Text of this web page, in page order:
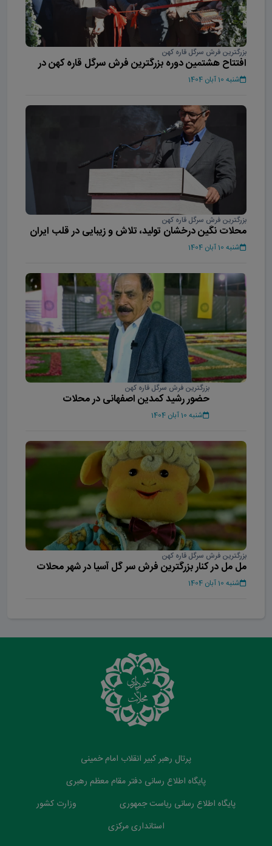
بزرگترین فرش سرگل قاره کهن
افتتاح هشتمین دوره بزرگترین فرش سرگل قاره کهن در
محلات
شنبه 10 آبان 1404
بزرگترین فرش سرگل قاره کهن
محلات نگین درخشان تولید، تلاش و زیبایی در قلب ایران
است
شنبه 10 آبان 1404
بزرگترین فرش سرگل قاره کهن
حضور رشید کمدین اصفهانی در محلات
شنبه 10 آبان 1404
بزرگترین فرش سرگل قاره کهن
مل مل در کنار بزرگترین فرش سر گل آسیا در شهر محلات
حضور یافت
شنبه 10 آبان 1404
پرتال رهبر کبیر انقلاب امام خمینی
پایگاه اطلاع رسانی دفتر مقام معظم رهبری
پایگاه اطلاع رسانی ریاست جمهوری
وزارت کشور
استانداری مرکزی